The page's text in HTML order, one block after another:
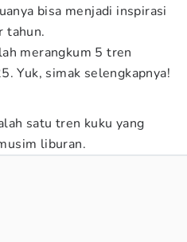
bisa menjadi inspirasi
tahun.
merangkum 5 tren
Yuk, simak selengkapnya!
satu tren kuku yang
liburan.